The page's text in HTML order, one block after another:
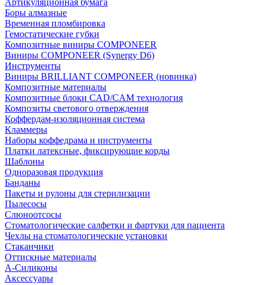
Артикуляционная бумага
Боры алмазные
Временная пломбировка
Гемостатические губки
Композитные виниры COMPONEER
Виниры COMPONEER (Synergy D6)
Инструменты
Виниры BRILLIANT COMPONEER (новинка)
Композитные материалы
Композитные блоки CAD/СAM технология
Композиты светового отверждения
Коффердам-изоляционная система
Кламмеры
Наборы коффедрама и инструменты
Платки латексные, фиксирующие корды
Шаблоны
Одноразовая продукция
Банданы
Пакеты и рулоны для стерилизации
Пылесосы
Слюноотсосы
Стоматологические салфетки и фартуки для пациента
Чехлы на стоматологические установки
Стаканчики
Оттискные материалы
А-Силиконы
Аксессуары